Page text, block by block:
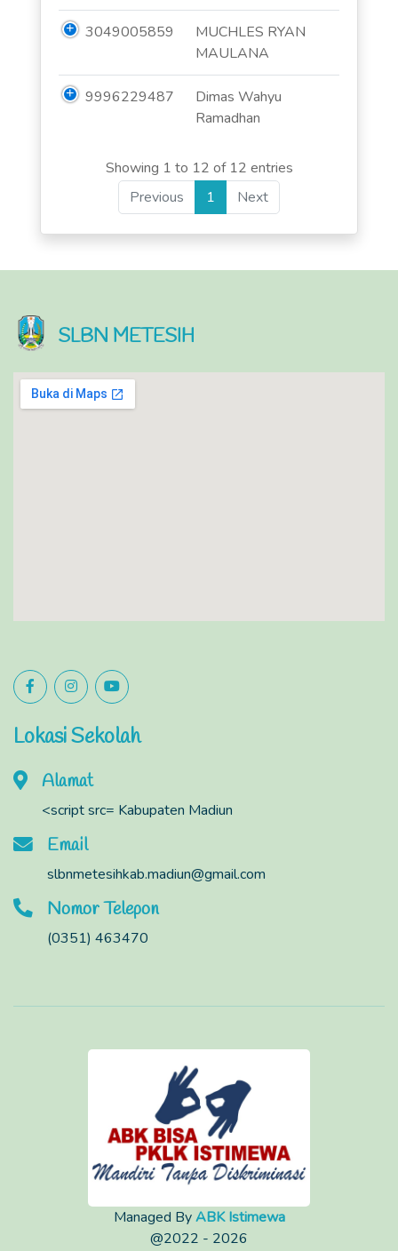
3049005859
MUCHLES RYAN
MAULANA
9996229487
Dimas Wahyu
Ramadhan
Showing 1 to 12 of 12 entries
Previous
1 Next
SLBN METESIH
Lokasi Sekolah
Alamat
<script src= Kabupaten Madiun
Email
slbnmetesihkab.madiun@gmail.com
Nomor Telepon
(0351) 463470
Managed ByABK Istimewa
@2022 - 2026